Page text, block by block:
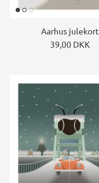
Aarhus julekort
39,00 DKK